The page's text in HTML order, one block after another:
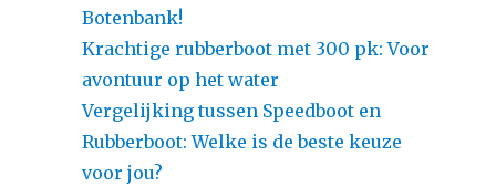
Botenbank!
Krachtige rubberboot met 300 pk: Voor
avontuur op het water
Vergelijking tussen Speedboot en
Rubberboot: Welke is de beste keuze
voor jou?